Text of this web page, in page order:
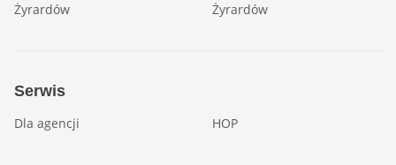
Żyrardów
Żyrardów
Serwis
Dla agencji HOP